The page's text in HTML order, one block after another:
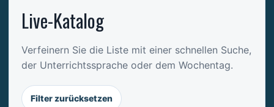
Live-Katalog
Verfeinern Sie die Liste mit einer schnellen Suche,
der Unterrichtssprache oder dem Wochentag.
Filter zurücksetzen